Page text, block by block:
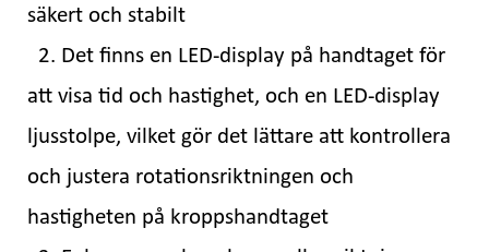
säkert och stabilt
2. Det finns en LED-display på handtaget för
att visa tid och hastighet, och en LED-display
ljusstolpe, vilket gör det lättare att kontrollera
och justera rotationsriktningen och
hastigheten på kroppshandtaget